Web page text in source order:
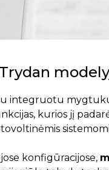
integruotu
kurios jį
konfigūracijose,